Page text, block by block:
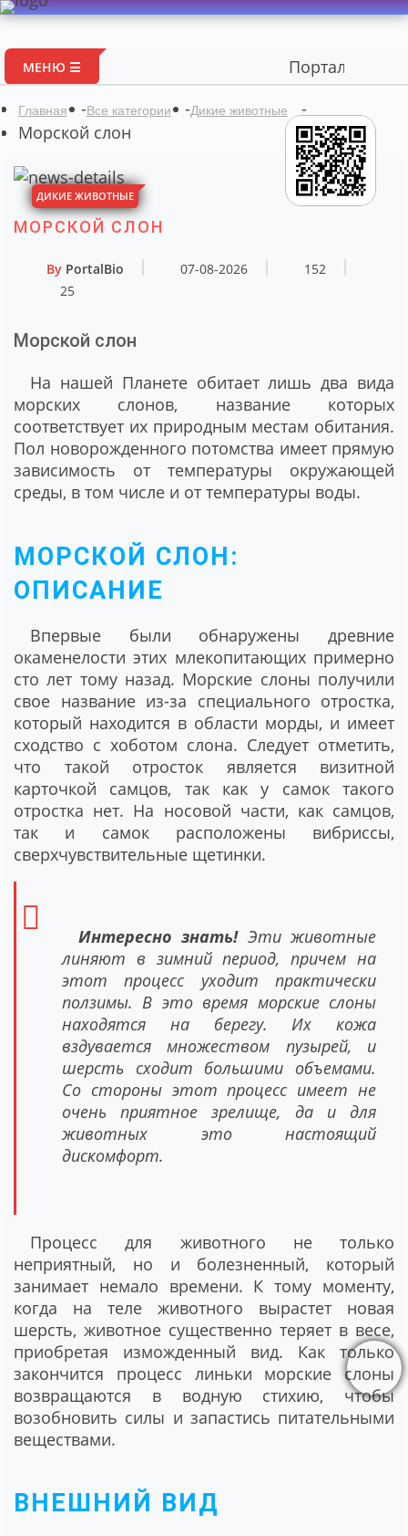
МЕНЮ ☰ Портал авторских
Главная -Все категории -Дикие животные
-
Морской слон
ДИКИЕ ЖИВОТНЫЕ
МОРСКОЙ СЛОН
By PortalBio 07-08-2026
152
25
Морской слон
На нашей Планете обитает лишь два вида
морских слонов, название которых
соответствует их природным местам обитания.
Пол новорожденного потомства имеет прямую
зависимость от температуры окружающей
среды, в том числе и от температуры воды.
МОРСКОЙ СЛОН:
ОПИСАНИЕ
Впервые были обнаружены древние
окаменелости этих млекопитающих примерно
сто лет тому назад. Морские слоны получили
свое название из-за специального отростка,
который находится в области морды, и имеет
сходство с хоботом слона. Следует отметить,
что такой отросток является визитной
карточкой самцов, так как у самок такого
отростка нет. На носовой части, как самцов,
так и самок расположены вибриссы,
сверхчувствительные щетинки.
Интересно знать!Эти животные
линяют в зимний период, причем на
этот процесс уходит практически
ползимы. В это время морские слоны
находятся на берегу. Их кожа
вздувается множеством пузырей, и
шерсть сходит большими объемами.
Со стороны этот процесс имеет не
очень приятное зрелище, да и для
животных это настоящий
дискомфорт.
Процесс для животного не только
неприятный, но и болезненный, который
занимает немало времени. К тому моменту,
когда на теле животного вырастет новая
шерсть, животное существенно теряет в весе,
приобретая изможденный вид. Как только
закончится процесс линьки морские слоны
возвращаются в водную стихию, чтобы
возобновить силы и запастись питательными
веществами.
ВНЕШНИЙ ВИД